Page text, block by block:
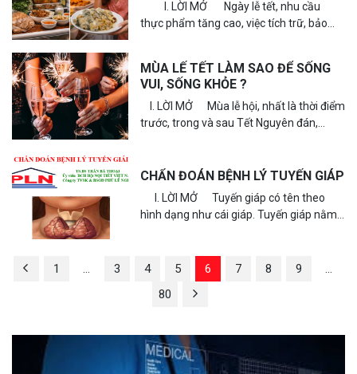
I. LỜI MỞ Ngày lễ tết, nhu cầu
thực phẩm tăng cao, việc tích trữ, bảo
MÙA LẾ TẾT LÀM SAO ĐỂ SỐNG
VUI, SỐNG KHỎE ?
I. LỜI MỞ Mùa lễ hội, nhất là thời điểm
trước, trong và sau Tết Nguyên đán,
CHẨN ĐOÁN BỆNH LÝ TUYẾN GIÁP
I. LỜI MỞ Tuyến giáp có tên theo
hình dạng như cái giáp. Tuyến giáp nằm
1 … 3 4 5 6 7 8 9
…
80